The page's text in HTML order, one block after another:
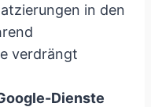
in den
verdrängt
Dienste